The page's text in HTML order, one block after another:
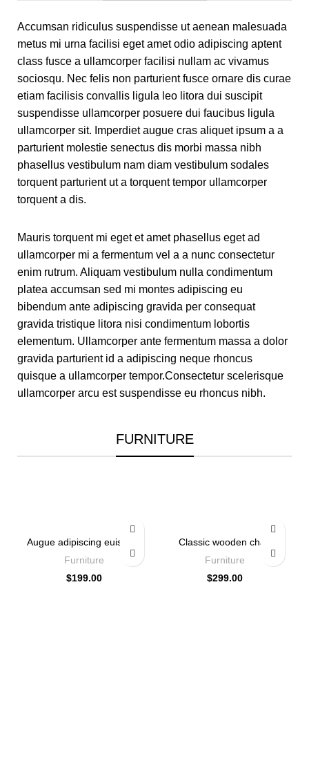
Accumsan ridiculus suspendisse ut aenean malesuada
metus mi urna facilisi eget amet odio adipiscing aptent
class fusce a ullamcorper facilisi nullam ac vivamus
sociosqu. Nec felis non parturient fusce ornare dis curae
etiam facilisis convallis ligula leo litora dui suscipit
suspendisse ullamcorper posuere dui faucibus ligula
ullamcorper sit. Imperdiet augue cras aliquet ipsum a a
parturient molestie senectus dis morbi massa nibh
phasellus vestibulum nam diam vestibulum sodales
torquent parturient ut a torquent tempor ullamcorper
torquent a dis.
Mauris torquent mi eget et amet phasellus eget ad
ullamcorper mi a fermentum vel a a nunc consectetur
enim rutrum. Aliquam vestibulum nulla condimentum
platea accumsan sed mi montes adipiscing eu
bibendum ante adipiscing gravida per consequat
gravida tristique litora nisi condimentum lobortis
elementum. Ullamcorper ante fermentum massa a dolor
gravida parturient id a adipiscing neque rhoncus
quisque a ullamcorper tempor.Consectetur scelerisque
ullamcorper arcu est suspendisse eu rhoncus nibh.
FURNITURE
Augue adipiscing euismod
Furniture
$199.00
Classic wooden chair
Furniture
$299.00